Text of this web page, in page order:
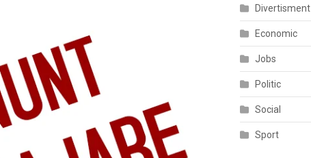
Divertisment
Economic
Jobs
Politic
Social
Sport